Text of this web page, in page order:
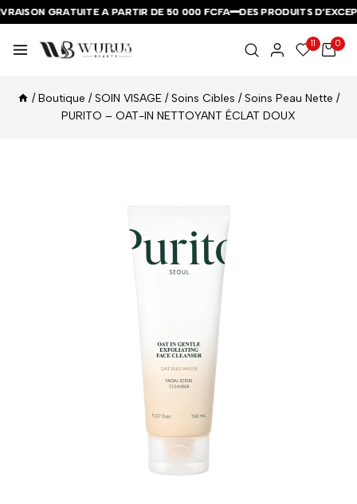
GRATUITE A PARTIR DE 50 000 FCFA DES PRODUITS
GRATUITE A PARTIR DE 50 000 FCFA DES PRODUITS
GRATUITE A PARTIR DE 50 000 FCFA DES PRODUITS
11 0
/ Boutique / SOIN VISAGE / Soins Cibles / Soins Peau Nette /
PURITO – OAT-IN NETTOYANT ÉCLAT DOUX